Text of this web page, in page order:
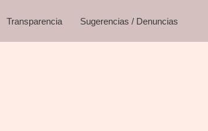
Transparencia Sugerencias / Denuncias